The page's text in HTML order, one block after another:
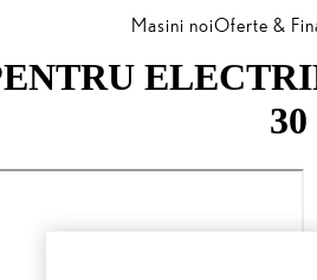
Masini noiOferte &